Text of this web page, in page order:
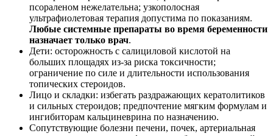
псораленом нежелательна; узкополосная
ультрафиолетовая терапия допустима по показаниям.
Любые системные препараты во время беременности
назначает только врач.
Дети: осторожность с салициловой кислотой на
больших площадях из‑за риска токсичности;
ограничение по силе и длительности использования
топических стероидов.
Лицо и складки: избегать раздражающих кератолитиков
и сильных стероидов; предпочтение мягким формулам и
ингибиторам кальциневрина по назначению.
Сопутствующие болезни печени, почек, артериальная